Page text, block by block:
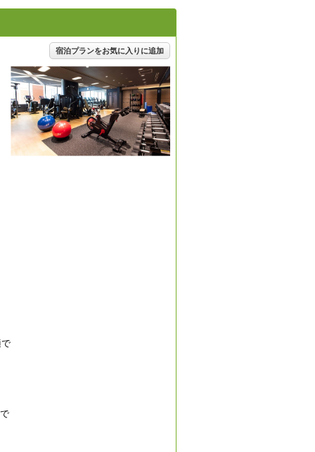
宿泊プランをお気に入りに追加